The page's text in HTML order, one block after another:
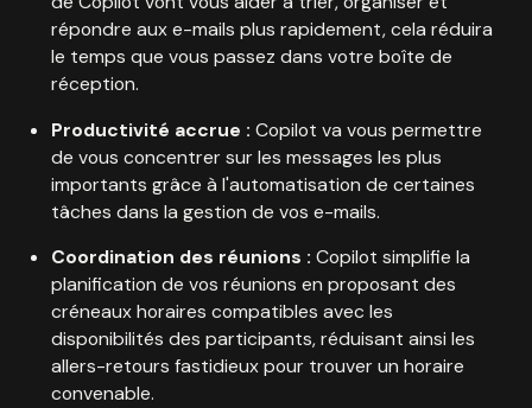
répondre aux e-mails plus rapidement, cela réduira
le temps que vous passez dans votre boîte de
réception.
Productivité accrue :Copilot va vous permettre
de vous concentrer sur les messages les plus
importants grâce à l'automatisation de certaines
tâches dans la gestion de vos e-mails.
Coordination des réunions : Copilot simplifie la
planification de vos réunions en proposant des
créneaux horaires compatibles avec les
disponibilités des participants, réduisant ainsi les
allers-retours fastidieux pour trouver un horaire
convenable.